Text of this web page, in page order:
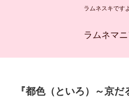
ラムネスキです
ラムネマ
『都色（といろ）～京